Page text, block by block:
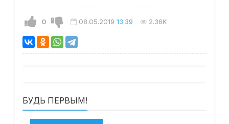
0 08.05.2019 13:39 2.36K
БУДЬ ПЕРВЫМ!